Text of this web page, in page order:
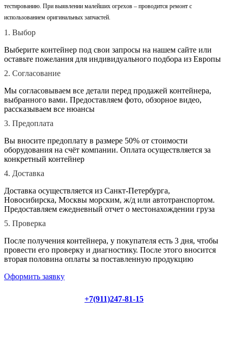
тестированию. При выявлении малейших огрехов – проводится ремонт с
использованием оригинальных запчастей.
1. Выбор
Выберите контейнер под свои запросы на нашем сайте или
оставьте пожелания для индивидуального подбора из Европы
2. Согласование
Мы согласовываем все детали перед продажей контейнера,
выбранного вами. Предоставляем фото, обзорное видео,
рассказываем все нюансы
3. Предоплата
Вы вносите предоплату в размере 50% от стоимости
оборудования на счёт компании. Оплата осуществляется за
конкретный контейнер
4. Доставка
Доставка осуществляется из Санкт-Петербурга,
Новосибирска, Москвы морским, ж/д или автотранспортом.
Предоставляем ежедневный отчет о местонахождении груза
5. Проверка
После получения контейнера, у покупателя есть 3 дня, чтобы
провести его проверку и диагностику. После этого вносится
вторая половина оплаты за поставленную продукцию
Оформить заявку
+7(911)247-81-15